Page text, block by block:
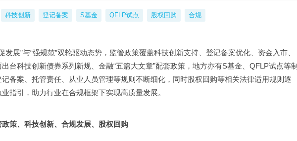
科技创新 登记备案 S基金 QFLP试点 股权回购 合规
发展”与“强规范”双轮驱动态势，监管政策覆盖科技创新支持、登记备案优化、资金入市、
台科技创新债券系列新规、金融“五篇大文章”配套政策，地方亦有S基金、QFLP试点等制
备案、托管责任、从业人员管理等规则不断细化，同时股权回购等相关法律适用规则逐
指引，助力行业在合规框架下实现高质量发展。
策、科技创新、合规发展、股权回购